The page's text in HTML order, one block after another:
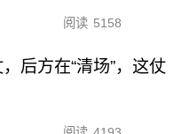
阅读 5158
后方在“清场”，这仗